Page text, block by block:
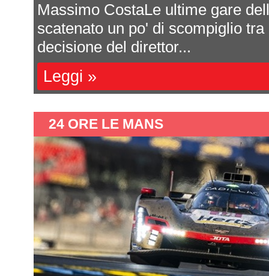
In seguito all'annuncio della
Federazione Reale Spagnola
campionato ha c...
Leggi »
24 ORE LE MANS